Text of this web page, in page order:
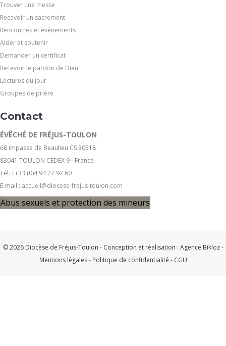
Trouver une messe
Recevoir un sacrement
Rencontres et événements
Aider et soutenir
Demander un certificat
Recevoir le pardon de Dieu
Lectures du jour
Groupes de prière
Contact
ÉVÊCHÉ DE FRÉJUS-TOULON
68 impasse de Beaulieu CS 30518
83041 TOULON CEDEX 9 - France
Tél. : +33 (0)4 94 27 92 60
E-mail : accueil@diocese-frejus-toulon.com
Abus sexuels et protection des mineurs
© 2026 Diocèse de Fréjus-Toulon - Conception et réalisation : Agence Bikloz-
Mentions légales- Politique de confidentialité - CGU